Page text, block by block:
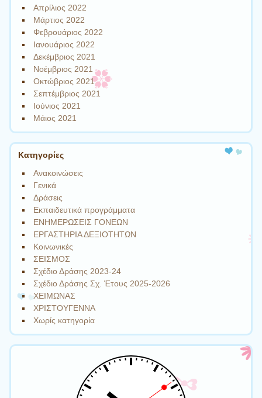
Απρίλιος 2022
Μάρτιος 2022
Φεβρουάριος 2022
Ιανουάριος 2022
Δεκέμβριος 2021
Νοέμβριος 2021
Οκτώβριος 2021
Σεπτέμβριος 2021
Ιούνιος 2021
Μάιος 2021
Kατηγορίες
Ανακοινώσεις
Γενικά
Δράσεις
Εκπαιδευτικά προγράμματα
ΕΝΗΜΕΡΩΣΕΙΣ ΓΟΝΕΩΝ
ΕΡΓΑΣΤΗΡΙΑ ΔΕΞΙΟΤΗΤΩΝ
Κοινωνικές
ΣΕΙΣΜΟΣ
Σχέδιο Δράσης 2023-24
Σχέδιο Δράσης Σχ. Έτους 2025-2026
ΧΕΙΜΩΝΑΣ
ΧΡΙΣΤΟΥΓΕΝΝΑ
Χωρίς κατηγορία